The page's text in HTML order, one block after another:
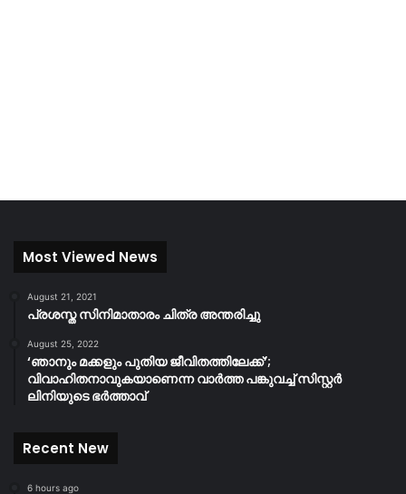
Most Viewed News
August 21, 2021
പ്രശസ്ത സിനിമാതാരം ചിത്ര അന്തരിച്ചു
August 25, 2022
‘ഞാനും മക്കളും പുതിയ ജീവിതത്തിലേക്ക്’;
വിവാഹിതനാവുകയാണെന്ന വാർത്ത പങ്കുവച്ച് സിസ്റ്റർ
ലിനിയുടെ ഭർത്താവ്
Recent New
6 hours ago